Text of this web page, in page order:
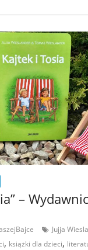
–
Jujja
, książki dla dzieci,